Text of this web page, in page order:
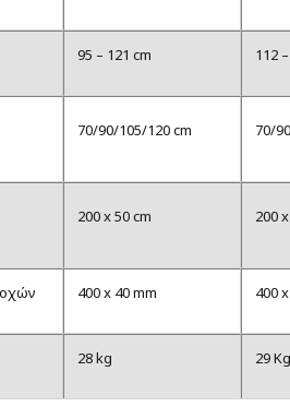
95 – 121 cm 112
70/90/105/120 cm 70/
200 x 50 cm 200
400 x 40 mm 400
28 kg 29 Kg